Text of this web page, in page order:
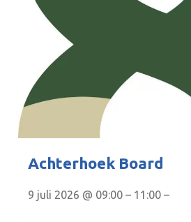
Achterhoek Board
9 juli 2026 @ 09:00 – 11:00 –